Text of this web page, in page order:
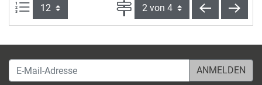
Artikel pro Seite: Seite zurück
E-Mail-Adresse